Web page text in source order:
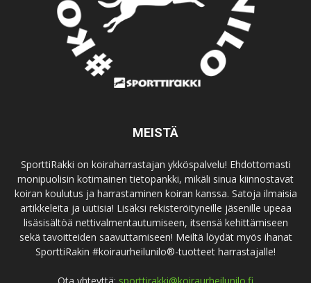
MEISTÄ
SporttiRakki on koiraharrastajan ykköspalvelu! Ehdottomasti
monipuolisin kotimainen tietopankki, mikäli sinua kiinnostavat
koiran koulutus ja harrastaminen koiran kanssa. Satoja ilmaisia
artikkeleita ja uutisia! Lisäksi rekisteröityneille jäsenille upeaa
lisäsisältöä nettivalmentautumiseen, itsensä kehittämiseen
sekä tavoitteiden saavuttamiseen! Meiltä löydät myös ihanat
SporttiRakin #koiraurheilunilo®-tuotteet harrastajalle!